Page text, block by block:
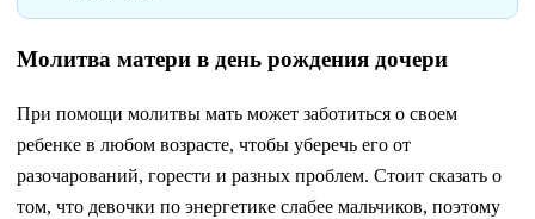
Молитва матери в день рождения дочери
При помощи молитвы мать может заботиться о своем
ребенке в любом возрасте, чтобы уберечь его от
разочарований, горести и разных проблем. Стоит сказать о
том, что девочки по энергетике слабее мальчиков, поэтому